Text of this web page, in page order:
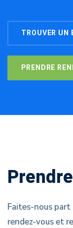
TROUVER UN
PRENDRE
Faites-nous
rendez-vous et